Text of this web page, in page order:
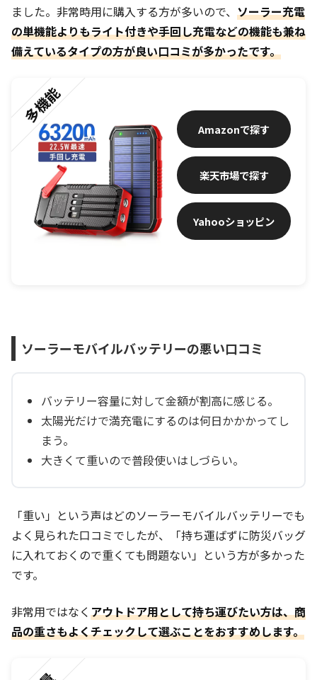
ました。非常時用に購入する方が多いので、 ソーラー充電
の単機能よりもライト付きや手回し充電などの機能も兼ね
備えているタイプの方が良い口コミが多かったです。
多機能
楽天市場
Amazon
Yahooショッピン
ソーラーモバイルバッテリーの悪い口コミ
バッテリー容量に対して金額が割高に感じる。
太陽光だけで満充電にするのは何日かかかってし
まう。
大きくて重いので普段使いはしづらい。
「重い」という声はどのソーラーモバイルバッテリーでも
よく見られた口コミでしたが、「持ち運ばずに防災バッグ
に入れておくので重くても問題ない」という方が多かった
です。
非常用ではなくアウトドア用として持ち運びたい方は、商
品の重さもよくチェックして選ぶことをおすすめします。